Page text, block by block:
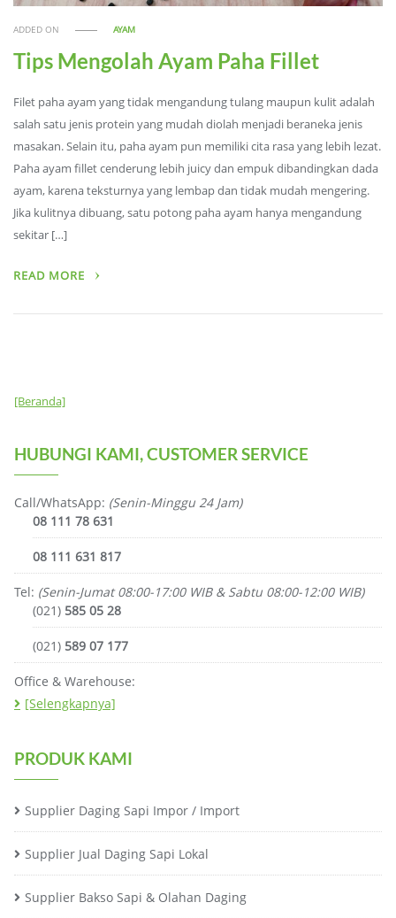
ADDED ON AYAM
Tips Mengolah Ayam Paha Fillet
Filet paha ayam yang tidak mengandung tulang maupun kulit adalah
salah satu jenis protein yang mudah diolah menjadi beraneka jenis
masakan. Selain itu, paha ayam pun memiliki cita rasa yang lebih lezat.
Paha ayam fillet cenderung lebih juicy dan empuk dibandingkan dada
ayam, karena teksturnya yang lembap dan tidak mudah mengering.
Jika kulitnya dibuang, satu potong paha ayam hanya mengandung
sekitar […]
READ MORE
[Beranda]
HUBUNGI KAMI, CUSTOMER SERVICE
Call/WhatsApp: (Senin-Minggu 24 Jam)
08 111 78 631
08 111 631 817
Tel: (Senin-Jumat 08:00-17:00 WIB & Sabtu 08:00-12:00 WIB)
(021) 585 05 28
(021) 589 07 177
Office & Warehouse:
[Selengkapnya]
PRODUK KAMI
Supplier Daging Sapi Impor / Import
Supplier Jual Daging Sapi Lokal
Supplier Bakso Sapi & Olahan Daging